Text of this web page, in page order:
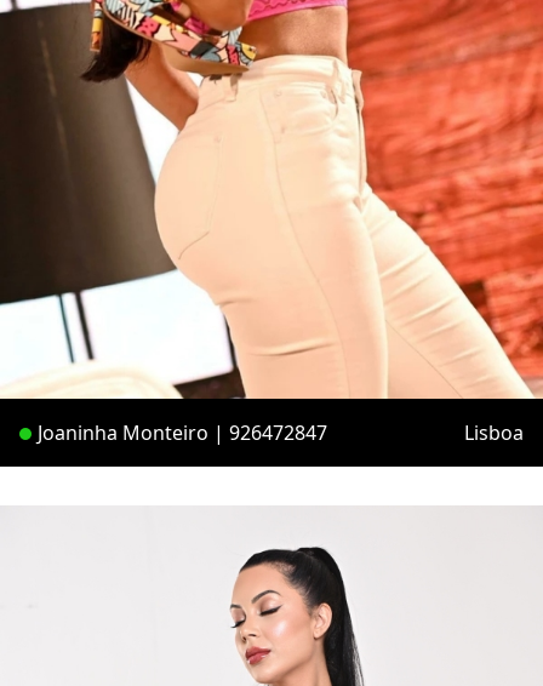
Joaninha Monteiro | 926472847 Lisboa